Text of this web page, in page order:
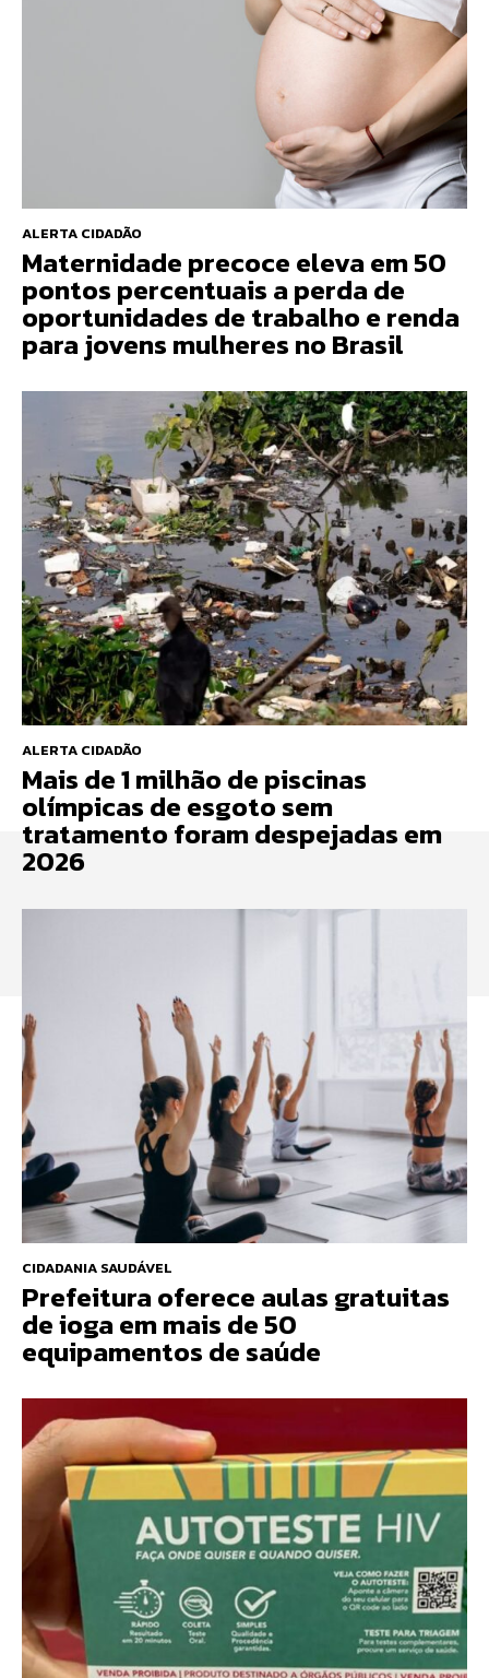
ALERTA CIDADÃO
Maternidade precoce eleva em 50
pontos percentuais a perda de
oportunidades de trabalho e renda
para jovens mulheres no Brasil
ALERTA CIDADÃO
Mais de 1 milhão de piscinas
olímpicas de esgoto sem
tratamento foram despejadas em
2026
CIDADANIA SAUDÁVEL
Prefeitura oferece aulas gratuitas
de ioga em mais de 50
equipamentos de saúde